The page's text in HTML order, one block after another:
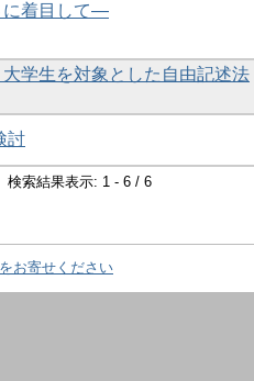
に着目して―
学生を対象とした自由記述法
討
検索結果表示: 1 - 6 / 6
お寄せください